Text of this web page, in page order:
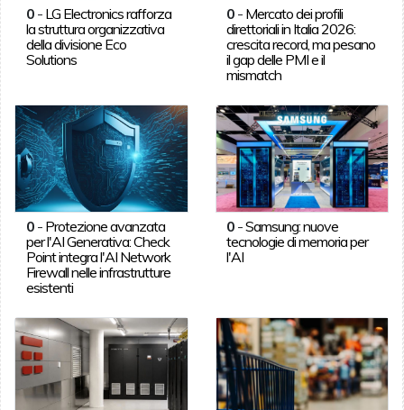
0- LG Electronics rafforza
la struttura organizzativa
della divisione Eco
Solutions
0 - Mercato dei profili
direttoriali in Italia 2026:
crescita record, ma pesano
il gap delle PMI e il
mismatch
0- Protezione avanzata
per l'AI Generativa: Check
Point integra l'AI Network
Firewall nelle infrastrutture
esistenti
0 -Samsung: nuove
tecnologie di memoria per
l'AI